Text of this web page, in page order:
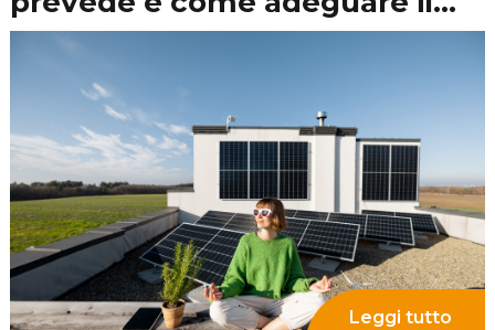
Copyright © 2026 RLA S.r.l. - Privacy Policy Cookie Policy-
Sitemap-Risorse- Sito web e SEO a cura diGrazioli Design